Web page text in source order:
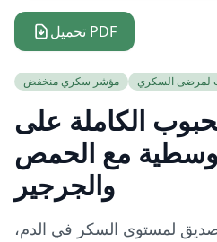
تحميل PDF
مؤشر سكري منخفض لمرضى السكري
الكاملة على
مع الحمص
والجرجير
لمستوى السكر في الدم،